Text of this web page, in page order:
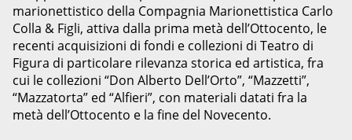
marionettistico della Compagnia Marionettistica Carlo
Colla & Figli, attiva dalla prima metà dell’Ottocento, le
recenti acquisizioni di fondi e collezioni di Teatro di
Figura di particolare rilevanza storica ed artistica, fra
cui le collezioni “Don Alberto Dell’Orto”, “Mazzetti”,
“Mazzatorta” ed “Alfieri”, con materiali datati fra la
metà dell’Ottocento e la fine del Novecento.